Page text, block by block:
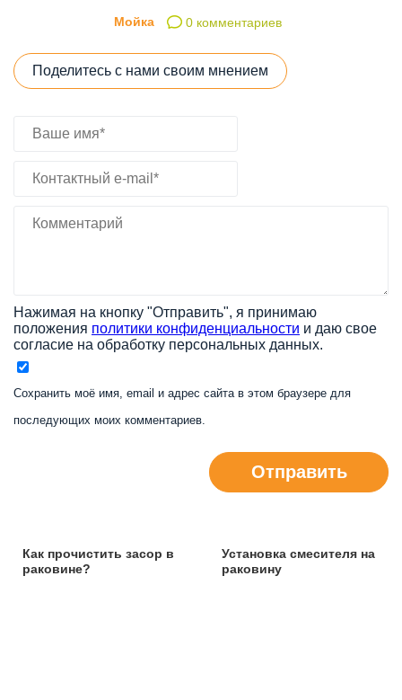
Мойка 0 комментариев
Поделитесь с нами своим мнением
Нажимая на кнопку "Отправить", я принимаю
положения политики конфиденциальности и даю свое
согласие на обработку персональных данных.
Сохранить моё имя, email и адрес сайта в этом браузере для
последующих моих комментариев.
Отправить
Как прочистить засор в
раковине?
Установка смесителя на
раковину